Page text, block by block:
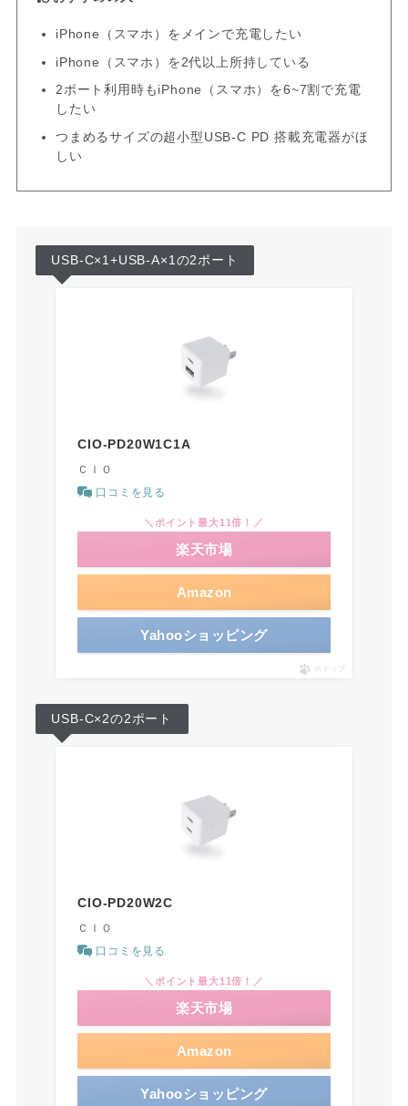
iPhone（スマホ）をメインで充電したい
iPhone（スマホ）を2代以上所持している
2ポート利用時もiPhone（スマホ）を6~7割で充電
したい
つまめるサイズの超小型USB-C PD 搭載充電器がほ
しい
USB-C×1+USB-A×1の2ポート
CIO-PD20W1C1A
ＣＩＯ
口コミを見る
Amazon
＼ポイント最大11倍！／
楽天市場
Yahooショッピング
ポチップ
USB-C×2の2ポート
CIO-PD20W2C
ＣＩＯ
口コミを見る
Amazon
＼ポイント最大11倍！／
楽天市場
Yahooショッピング